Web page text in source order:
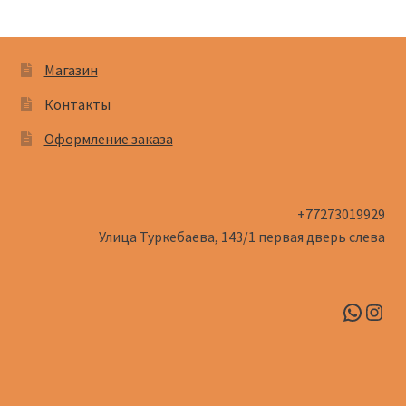
Магазин
Контакты
Оформление заказа
+77273019929
Улица Туркебаева, 143/1​ первая дверь слева